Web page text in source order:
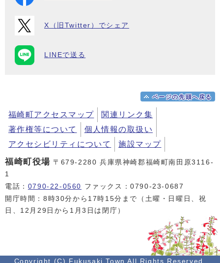
X（旧Twitter）でシェア
LINEで送る
ページの先頭へ戻る
福崎町アクセスマップ
関連リンク集
著作権等について
個人情報の取扱い
アクセシビリティについて
施設マップ
福崎町役場 〒679-2280 兵庫県神崎郡福崎町南田原3116-
1
電話： 0790-22-0560 ファックス：0790-23-0687
開庁時間：8時30分から17時15分まで（土曜・日曜日、祝
日、12月29日から1月3日は閉庁）
Copyright (C) Fukusaki Town All Rights Reserved.